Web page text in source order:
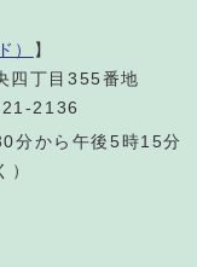
） 】
四丁目355番地
2136
分から午後5時15分
）